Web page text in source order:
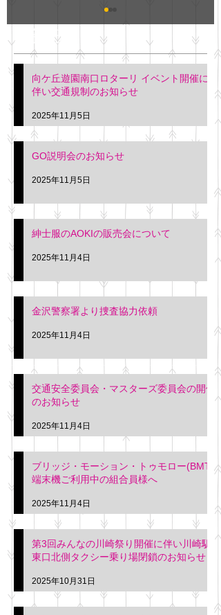
明日(11月6日)午後3時～5
階会議室にてGOの説明会
を行います。 神奈川個人
タクシー協同組合 専務 佐
久間
最新記事
向ケ丘遊園南口ロターリ イベント開催に
伴い交通規制のお知らせ
2025年11月5日
GO説明会のお知らせ
2025年11月5日
紳士服のAOKIの販売会について
2025年11月4日
金沢警察署より捜査協力依頼
2025年11月4日
交通安全委員会・マスターズ委員会の開催
のお知らせ
2025年11月4日
ブリッジ・モーション・トゥモロー(BMT)
端末機ご利用中の組合員様へ
2025年11月4日
第3回みんなの川崎祭り開催に伴い川崎駅
東口北側タクシー乗り場閉鎖のお知らせ
2025年10月31日